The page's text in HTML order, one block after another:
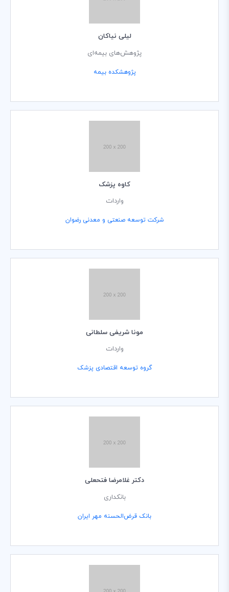
لیلی نیاکان
پژوهش‌های بیمه‌ای
پژوهشکده بیمه
کاوه پزشک
واردات
شرکت توسعه صنعتی و معدنی رضوان
مونا شریفی سلطانی
واردات
گروه توسعه اقتصادی پزشک
دکتر غلامرضا فتحعلی
بانکداری
بانک قرض‌الحسنه مهر ایران